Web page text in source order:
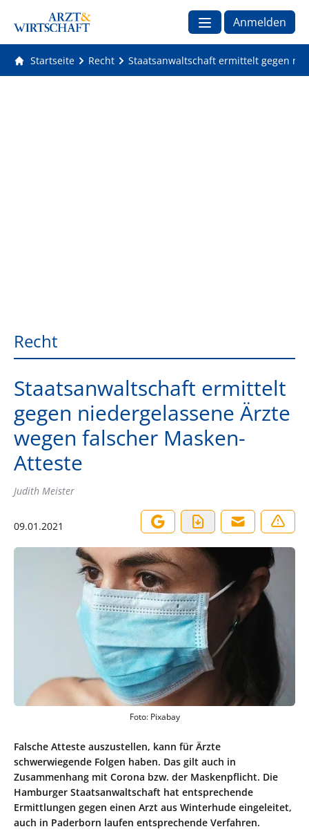
Anmelden
Startseite Recht Staatsanwaltschaft ermittelt gegen
Recht
Staatsanwaltschaft ermittelt
gegen niedergelassene Ärzte
wegen falscher Masken-
Atteste
Judith Meister
09.01.2021
Foto: Pixabay
Falsche Atteste auszustellen, kann für Ärzte
schwerwiegende Folgen haben. Das gilt auch in
Zusammenhang mit Corona bzw. der Maskenpflicht. Die
Hamburger Staatsanwaltschaft hat entsprechende
Ermittlungen gegen einen Arzt aus Winterhude eingeleitet,
auch in Paderborn laufen entsprechende Verfahren.